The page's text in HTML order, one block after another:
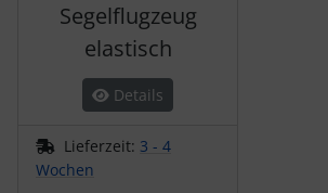
Segelflugzeug
elastisch
Details
Lieferzeit: 3 - 4
Wochen